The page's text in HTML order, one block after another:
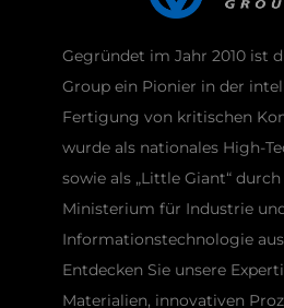
Gegründet im Jahr 2010 ist
Group ein Pionier in der
Fertigung von kritischen
wurde als nationales High-
sowie als „Little Giant“
Ministerium für Industrie
Informationstechnologie
Entdecken Sie unsere
Materialien, innovativen